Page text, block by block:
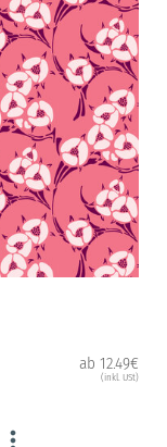
ab 12.49€
(inkl. USt)